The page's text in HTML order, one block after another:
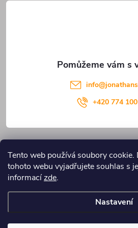
Tento web používá soubory
tohoto webu vyjadřujete souhlas s
informacízde.
Nastavení
info@
+420 774
Blog JONATHANshop.cz
Copyright 2026
nastavení